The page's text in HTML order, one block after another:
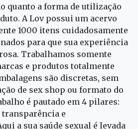
quanto a forma de utilização
A Lov possui um acervo
1000 itens cuidadosamente
para que sua experiência
Trabalhamos somente
e produtos totalmente
são discretas, sem
de sex shop ou formato do
é pautado em 4 pilares:
transparência e
a sua saúde sexual é levada